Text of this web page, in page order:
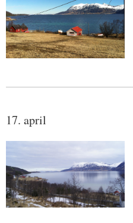
17. april